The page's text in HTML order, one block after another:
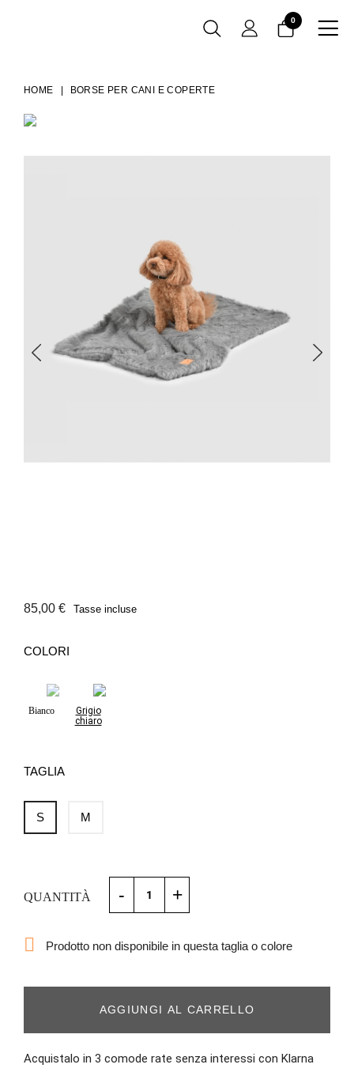
0 
HOME BORSE PER CANI E COPERTE
85,00 € Tasse incluse
COLORI
Bianco
Grigio
chiaro
TAGLIA
S M
QUANTITÀ - +
 Prodotto non disponibile in questa taglia o colore
AGGIUNGI AL CARRELLO
Acquistalo in 3 comode rate senza interessi con Klarna